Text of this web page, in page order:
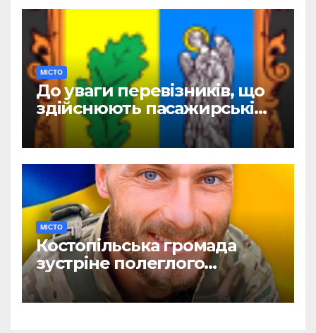
МІСТО
До уваги перевізників, що
здійснюють пасажирські
перевезення
МІСТО
Костопільська громада
зустріне полеглого
головного сержанта Сергія
Василюка